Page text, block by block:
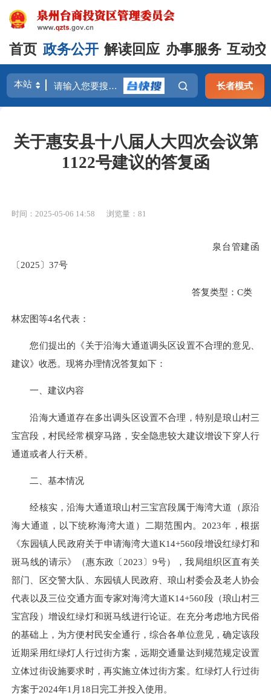
首页 政务公开 解读回应 办事服务 互动
长者模式
关于惠安县十八届人大四次会议第
1122号建议的答复函
时间：2025-05-06 14:58 浏览量： 81
泉台管建函
〔2025〕37号
答复类型：C类
林宏图等4名代表：
您们提出的《关于沿海大通道调头区设置不合理的意见、
建议》收悉。现将办理情况答复如下：
一、建议内容
沿海大通道存在多出调头区设置不合理，特别是琅山村三
宝宫段，村民经常横穿马路，安全隐患较大建议增设下穿人行
通道或者人行天桥。
二、基本情况
经核实，沿海大通道琅山村三宝宫段属于海湾大道（原沿
海大通道，以下统称海湾大道）二期范围内。2023年，根据
《东园镇人民政府关于申请海湾大道K14+560段增设红绿灯和
斑马线的请示》（惠东政〔2023〕9号），我局组织区直有关
部门、区交警大队、东园镇人民政府、琅山村委会及老人协会
代表以及三位交通方面专家对海湾大道K14+560段（琅山村三
宝宫段）增设红绿灯和斑马线进行论证。在充分考虑地方民俗
的基础上，为方便村民安全通行，综合各单位意见，确定该段
近期采用红绿灯人行过街方案，远期交通量达到规范规定设置
立体过街设施要求时，再实施立体过街方案。红绿灯人行过街
方案于2024年1月18日完工并投入使用。